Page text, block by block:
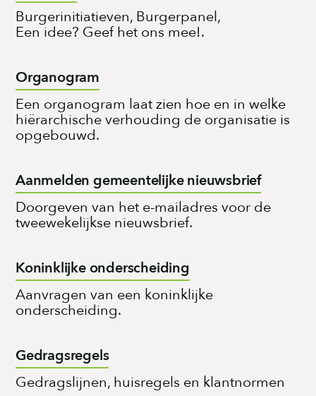
Burgerinitiatieven, Burgerpanel,
Een idee? Geef het ons mee!.
Organogram
Een organogram laat zien hoe en in welke
hiërarchische verhouding de organisatie is
opgebouwd.
Aanmelden gemeentelijke nieuwsbrief
Doorgeven van het e-mailadres voor de
tweewekelijkse nieuwsbrief.
Koninklijke onderscheiding
Aanvragen van een koninklijke
onderscheiding.
Gedragsregels
Gedragslijnen, huisregels en klantnormen